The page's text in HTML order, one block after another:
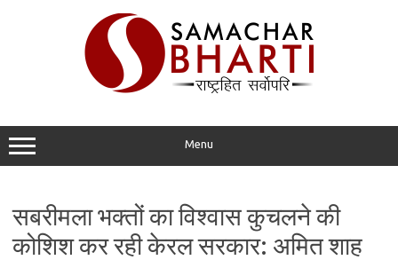
Menu
सबरीमला भक्तों का विश्वास कुचलने की
कोशिश कर रही केरल सरकार: अमित शाह